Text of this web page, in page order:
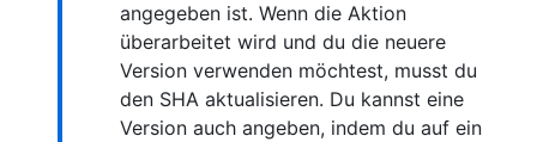
angegeben ist. Wenn die Aktion
überarbeitet wird und du die neuere
Version verwenden möchtest, musst du
den SHA aktualisieren. Du kannst eine
Version auch angeben, indem du auf ein